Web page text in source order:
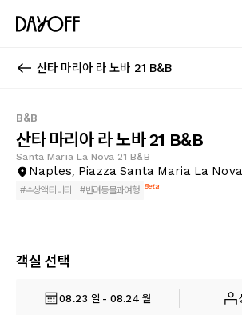
산타 마리아 라 노바 21 B&B
B&B
산타 마리아 라 노바 21 B&B
Santa Maria La Nova 21 B&B
Naples, Piazza Santa Maria La Nova
#수상액티비티 #반려동물과여행 Beta
객실 선택
08.23 일 - 08.24 월